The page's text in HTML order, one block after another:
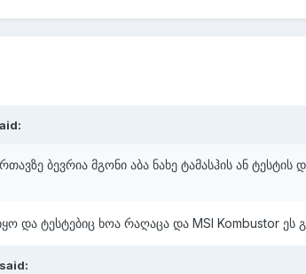
ბევრია მგონი აბა ნახე ტამასჰის ან ტესტის
და ტესტებიც ხოა რაღაცა და MSI Kombustor ეს